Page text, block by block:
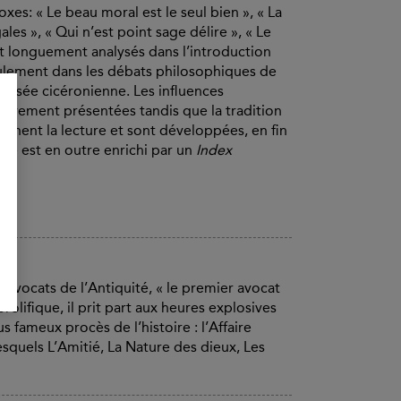
« Le beau moral est le seul bien », « La
», « Qui n’est point sage délire », « Le
longuement analysés dans l’introduction
dans les débats philosophiques de
cicéronienne. Les influences
présentées tandis que la tradition
la lecture et sont développées, en fin
est en outre enrichi par un Index
avocats de l’Antiquité, « le premier avocat
il prit part aux heures explosives
fameux procès de l’histoire : l’Affaire
L’Amitié, La Nature des dieux, Les